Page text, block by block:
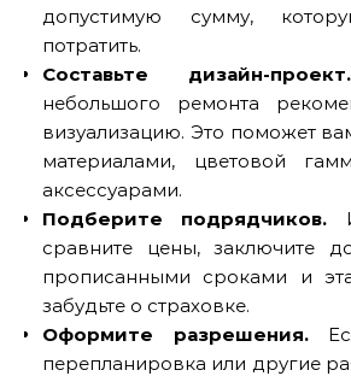
допустимую сумму,
потратить.
Составьте дизайн-проект.
небольшого ремонта
визуализацию. Это поможет
материалами, цветовой
аксессуарами.
Подберите подрядчиков.
сравните цены, заключите
прописанными сроками и
забудьте о страховке.
Оформите разрешения.
перепланировка или другие